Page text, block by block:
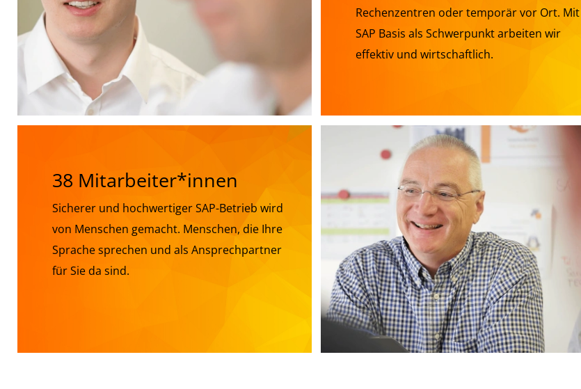
Rechenzentren oder temporär vor Ort. Mit
SAP Basis als Schwerpunkt arbeiten wir
effektiv und wirtschaftlich.
38 Mitarbeiter*innen
Sicherer und hochwertiger SAP-Betrieb wird
von Menschen gemacht. Menschen, die Ihre
Sprache sprechen und als Ansprechpartner
für Sie da sind.